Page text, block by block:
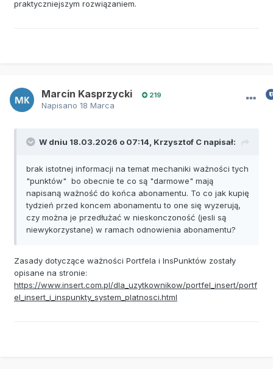
praktyczniejszym rozwiązaniem.
Marcin Kasprzycki 219
Napisano 18 Marca
W dniu 18.03.2026 o 07:14, Krzysztof C napisał:
brak istotnej informacji na temat mechaniki ważności tych
"punktów" bo obecnie te co są "darmowe" mają
napisaną ważność do końca abonamentu. To co jak kupię
tydzień przed koncem abonamentu to one się wyzerują,
czy można je przedłużać w nieskonczoność (jesli są
niewykorzystane) w ramach odnowienia abonamentu?
Zasady dotyczące ważności Portfela i InsPunktów zostały
opisane na stronie:
https://www.insert.com.pl/dla_uzytkownikow/portfel_insert/portf
el_insert_i_inspunkty_system_platnosci.html